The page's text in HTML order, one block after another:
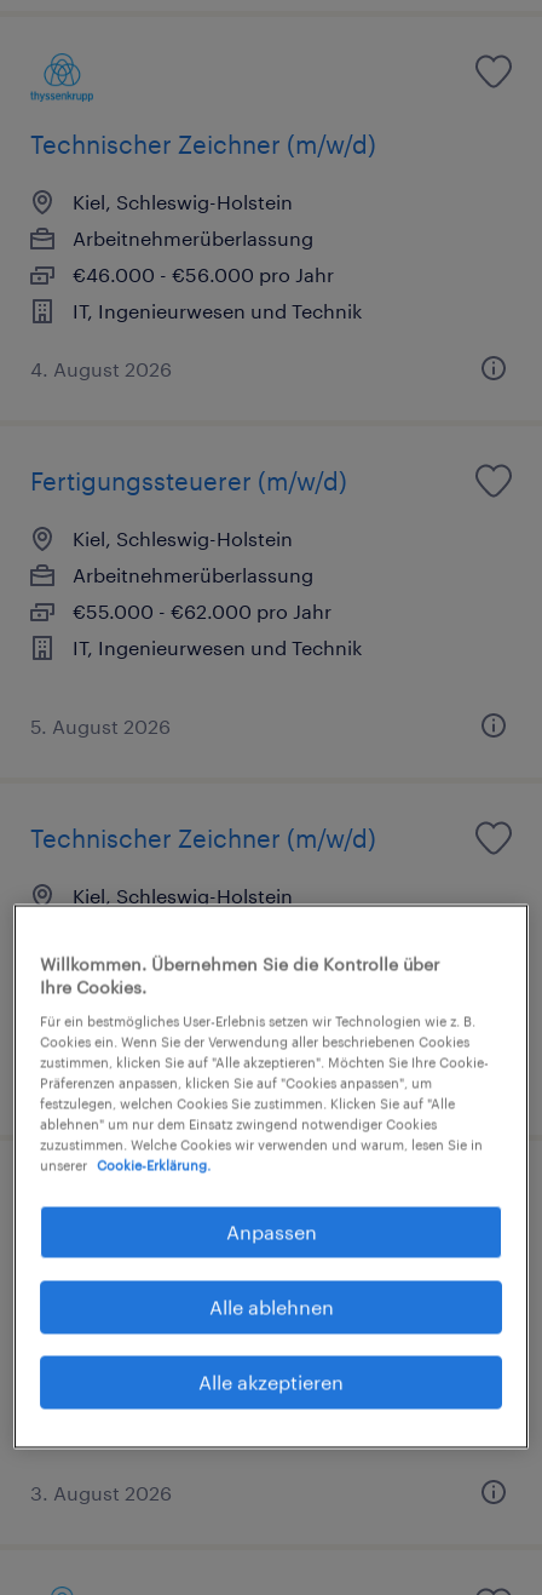
Technischer Zeichner (m/w/d)
Kiel, Schleswig-Holstein
Arbeitnehmerüberlassung
€46.000 - €56.000 pro Jahr
IT, Ingenieurwesen und Technik
4. August 2026
Fertigungssteuerer (m/w/d)
Kiel, Schleswig-Holstein
Arbeitnehmerüberlassung
€55.000 - €62.000 pro Jahr
IT, Ingenieurwesen und Technik
5. August 2026
Technischer Zeichner (m/w/d)
Kiel, Schleswig-Holstein
€45.000 - €55.000 pro Jahr
1. August 2026
Konstrukteur (m/w/d)
Arbeitnehmerüberlassung
€48.000 - €60.000 pro Jahr
3. August 2026
Willkommen. Übernehmen Sie die Kontrolle über
Ihre Cookies.
Für ein bestmögliches User-Erlebnis setzen wir Technologien wie z. B.
Cookies ein. Wenn Sie der Verwendung aller beschriebenen Cookies
zustimmen, klicken Sie auf "Alle akzeptieren". Möchten Sie Ihre Cookie-
Präferenzen anpassen, klicken Sie auf "Cookies anpassen", um
festzulegen, welchen Cookies Sie zustimmen. Klicken Sie auf "Alle
ablehnen" um nur dem Einsatz zwingend notwendiger Cookies
zuzustimmen. Welche Cookies wir verwenden und warum, lesen Sie in
unserer
Cookie-Erklärung.
Anpassen
Alle ablehnen
Alle akzeptieren